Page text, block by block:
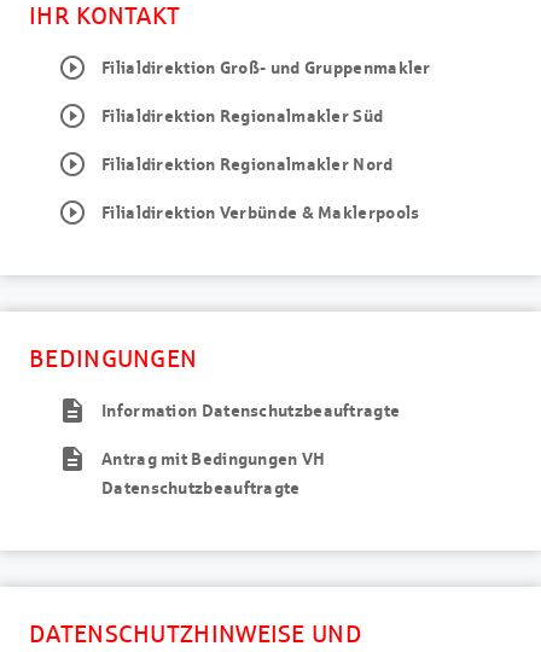
IHR KONTAKT
play_circle_outline
Filialdirektion Groß- und Gruppenmakler
play_circle_outline Filialdirektion Regionalmakler Süd
play_circle_outline Filialdirektion Regionalmakler Nord
play_circle_outline Filialdirektion Verbünde & Maklerpools
BEDINGUNGEN
description
Information Datenschutzbeauftragte
description
Antrag mit Bedingungen VH
Datenschutzbeauftragte
DATENSCHUTZHINWEISE UND